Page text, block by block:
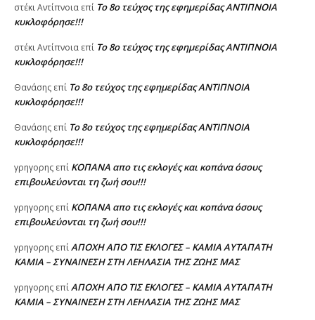
στέκι Αντίπνοια επί Το 8ο τεύχος της εφημερίδας ΑΝΤΙΠΝΟΙΑ
κυκλοφόρησε!!!
στέκι Αντίπνοια επί Το 8ο τεύχος της εφημερίδας ΑΝΤΙΠΝΟΙΑ
κυκλοφόρησε!!!
Θανάσης επί Το 8ο τεύχος της εφημερίδας ΑΝΤΙΠΝΟΙΑ
κυκλοφόρησε!!!
Θανάσης επί Το 8ο τεύχος της εφημερίδας ΑΝΤΙΠΝΟΙΑ
κυκλοφόρησε!!!
γρηγορης επί ΚΟΠΑΝΑ απο τις εκλογές και κοπάνα όσους
επιβουλεύονται τη ζωή σου!!!
γρηγορης επί ΚΟΠΑΝΑ απο τις εκλογές και κοπάνα όσους
επιβουλεύονται τη ζωή σου!!!
γρηγορης επίΑΠΟΧΗ ΑΠΟ ΤΙΣ ΕΚΛΟΓΕΣ – ΚΑΜΙΑ ΑΥΤΑΠΑΤΗ
ΚΑΜΙΑ – ΣΥΝΑΙΝΕΣΗ ΣΤΗ ΛΕΗΛΑΣΙΑ ΤΗΣ ΖΩΗΣ ΜΑΣ
γρηγορης επίΑΠΟΧΗ ΑΠΟ ΤΙΣ ΕΚΛΟΓΕΣ – ΚΑΜΙΑ ΑΥΤΑΠΑΤΗ
ΚΑΜΙΑ – ΣΥΝΑΙΝΕΣΗ ΣΤΗ ΛΕΗΛΑΣΙΑ ΤΗΣ ΖΩΗΣ ΜΑΣ